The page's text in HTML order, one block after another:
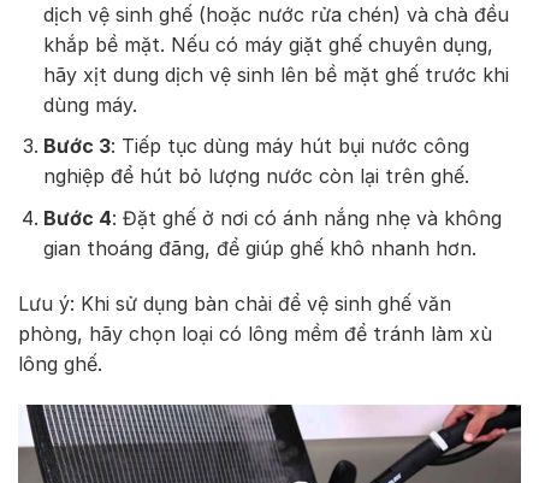
dịch vệ sinh ghế (hoặc nước rửa chén) và chà đều
khắp bề mặt. Nếu có máy giặt ghế chuyên dụng,
hãy xịt dung dịch vệ sinh lên bề mặt ghế trước khi
dùng máy.
Bước 3: Tiếp tục dùng máy hút bụi nước công
nghiệp để hút bỏ lượng nước còn lại trên ghế.
Bước 4: Đặt ghế ở nơi có ánh nắng nhẹ và không
gian thoáng đãng, để giúp ghế khô nhanh hơn.
Lưu ý: Khi sử dụng bàn chải để vệ sinh ghế văn
phòng, hãy chọn loại có lông mềm để tránh làm xù
lông ghế.